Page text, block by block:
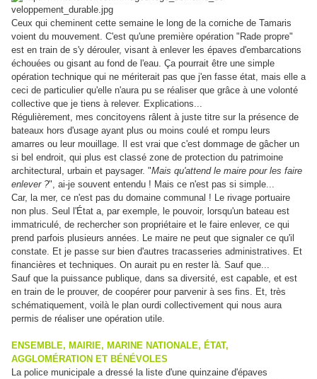
Ceux qui cheminent cette semaine le long de la corniche de Tamaris
voient du mouvement. C'est qu'une première opération "Rade propre"
est en train de s'y dérouler, visant à enlever les épaves d'embarcations
échouées ou gisant au fond de l'eau. Ça pourrait être une simple
opération technique qui ne mériterait pas que j'en fasse état, mais elle a
ceci de particulier qu'elle n'aura pu se réaliser que grâce à une volonté
collective que je tiens à relever. Explications...
Régulièrement, mes concitoyens râlent à juste titre sur la présence de
bateaux hors d'usage ayant plus ou moins coulé et rompu leurs
amarres ou leur mouillage. Il est vrai que c'est dommage de gâcher un
si bel endroit, qui plus est classé zone de protection du patrimoine
architectural, urbain et paysager. "Mais qu'attend le maire pour les faire
enlever ?", ai-je souvent entendu ! Mais ce n'est pas si simple...
Car, la mer, ce n'est pas du domaine communal ! Le rivage portuaire
non plus. Seul l'État a, par exemple, le pouvoir, lorsqu'un bateau est
immatriculé, de rechercher son propriétaire et le faire enlever, ce qui
prend parfois plusieurs années. Le maire ne peut que signaler ce qu'il
constate. Et je passe sur bien d'autres tracasseries administratives. Et
financières et techniques. On aurait pu en rester là. Sauf que...
Sauf que la puissance publique, dans sa diversité, est capable, et est
en train de le prouver, de coopérer pour parvenir à ses fins. Et, très
schématiquement, voilà le plan ourdi collectivement qui nous aura
permis de réaliser une opération utile.
ENSEMBLE, MAIRIE, MARINE NATIONALE, ÉTAT,
AGGLOMÉRATION ET BÉNÉVOLES
La police municipale a dressé la liste d'une quinzaine d'épaves